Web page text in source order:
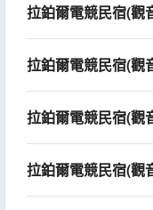
拉鉑爾電競民宿(觀
拉鉑爾電競民宿(觀
拉鉑爾電競民宿(觀
拉鉑爾電競民宿(觀